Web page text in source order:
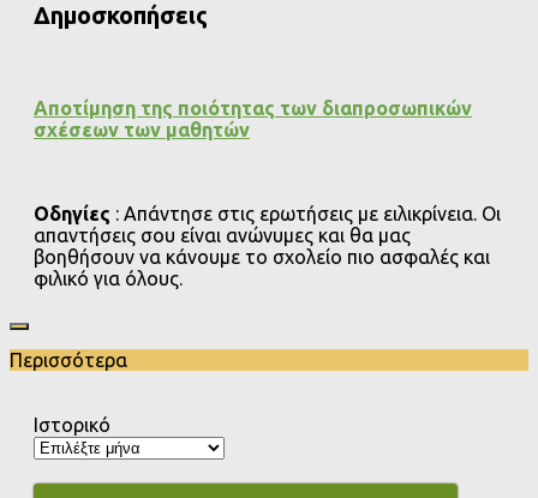
Δημοσκοπήσεις
Αποτίμηση της ποιότητας των διαπροσωπικών
σχέσεων των μαθητών
Οδηγίες : Απάντησε στις ερωτήσεις με ειλικρίνεια. Οι
απαντήσεις σου είναι ανώνυμες και θα μας
βοηθήσουν να κάνουμε το σχολείο πιο ασφαλές και
φιλικό για όλους.
Περισσότερα
Ιστορικό